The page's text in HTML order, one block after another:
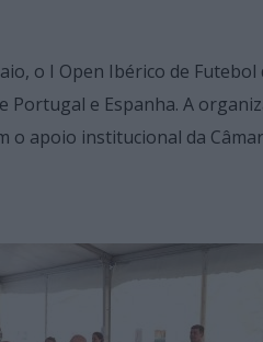
o I Open Ibérico de
e Espanha. A
o apoio institucional da